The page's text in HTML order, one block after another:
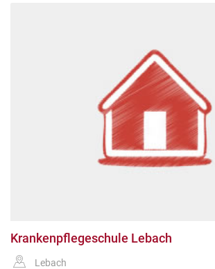
Krankenpflegeschule Lebach
Lebach